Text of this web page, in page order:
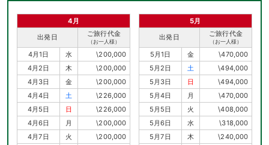
4月
出発日
ご旅行代金
（お一人様）
4月1日 水
\200,000
4月2日
木
\200,000
4月3日
金
\200,000
4月4日
土
\226,000
4月5日
日
\226,000
4月6日
月
\200,000
4月7日
火
\200,000
5月
出発日
ご旅行代金
（お一人様）
5月1日 金
\470,000
5月2日
土
\494,000
5月3日
日
\494,000
5月4日
月
\470,000
5月5日
火
\408,000
5月6日
水
\318,000
5月7日
木
\240,000